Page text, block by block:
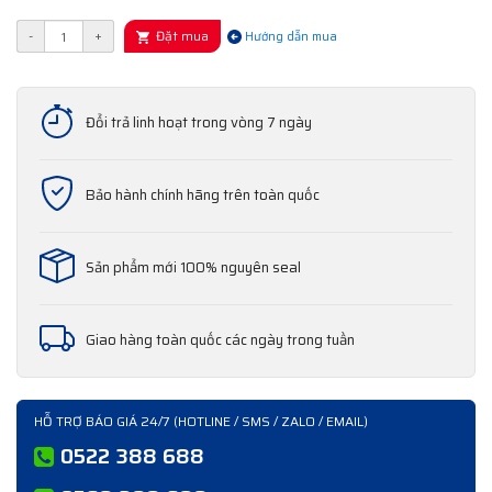
- + Đặt mua Hướng dẫn mua
Đổi trả linh hoạt trong vòng 7 ngày
Bảo hành chính hãng trên toàn quốc
Sản phẩm mới 100% nguyên seal
Giao hàng toàn quốc các ngày trong tuần
HỖ TRỢ BÁO GIÁ 24/7 (HOTLINE / SMS / ZALO / EMAIL)
0522 388 688